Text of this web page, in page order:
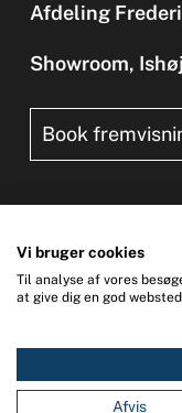
Afdeling
Showroom,
Book
Copyright
Vi bruger cookies
Til analyse af vores
at give dig en god
Afvis